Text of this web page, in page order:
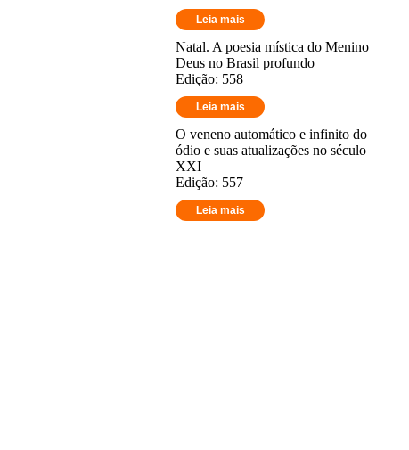
Leia mais
Natal. A poesia mística do Menino
Deus no Brasil profundo
Edição: 558
Leia mais
O veneno automático e infinito do
ódio e suas atualizações no século
XXI
Edição: 557
Leia mais